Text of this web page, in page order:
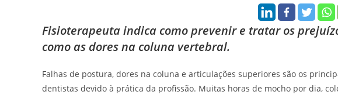
Fisioterapeuta indica como prevenir e tratar os
como as dores na coluna vertebral.
Falhas de postura, dores na coluna e articulações superiores são os
dentistas devido à prática da profissão. Muitas horas de mocho por dia,